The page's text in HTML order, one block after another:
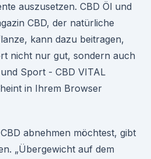
auszusetzen. CBD Öl und
CBD, der natürliche
kann dazu beitragen,
nicht nur gut, sondern auch
Sport - CBD VITAL
in Ihrem Browser
abnehmen möchtest, gibt
„Übergewicht auf dem